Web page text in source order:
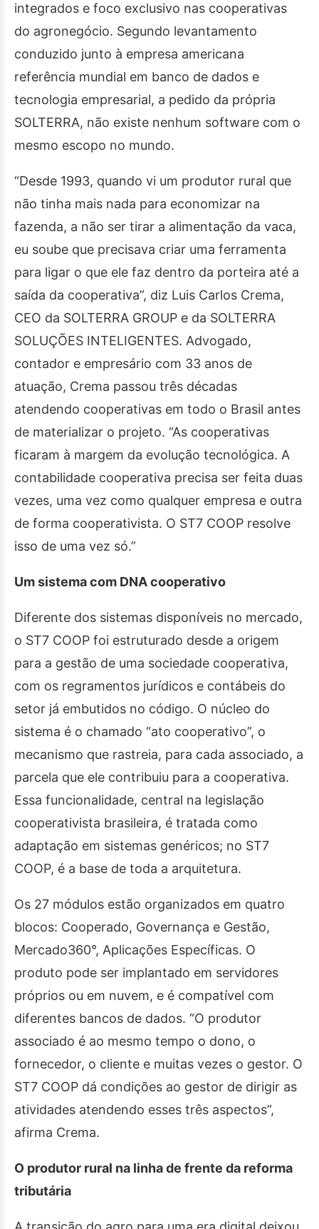
integrados e foco exclusivo nas cooperativas
do agronegócio. Segundo levantamento
conduzido junto à empresa americana
referência mundial em banco de dados e
tecnologia empresarial, a pedido da própria
SOLTERRA, não existe nenhum software com o
mesmo escopo no mundo.
“Desde 1993, quando vi um produtor rural que
não tinha mais nada para economizar na
fazenda, a não ser tirar a alimentação da vaca,
eu soube que precisava criar uma ferramenta
para ligar o que ele faz dentro da porteira até a
saída da cooperativa”, diz Luis Carlos Crema,
CEO da SOLTERRA GROUP e da SOLTERRA
SOLUÇÕES INTELIGENTES. Advogado,
contador e empresário com 33 anos de
atuação, Crema passou três décadas
atendendo cooperativas em todo o Brasil antes
de materializar o projeto. “As cooperativas
ficaram à margem da evolução tecnológica. A
contabilidade cooperativa precisa ser feita duas
vezes, uma vez como qualquer empresa e outra
de forma cooperativista. O ST7 COOP resolve
isso de uma vez só.”
Um sistema com DNA cooperativo
Diferente dos sistemas disponíveis no mercado,
o ST7 COOP foi estruturado desde a origem
para a gestão de uma sociedade cooperativa,
com os regramentos jurídicos e contábeis do
setor já embutidos no código. O núcleo do
sistema é o chamado “ato cooperativo”, o
mecanismo que rastreia, para cada associado, a
parcela que ele contribuiu para a cooperativa.
Essa funcionalidade, central na legislação
cooperativista brasileira, é tratada como
adaptação em sistemas genéricos; no ST7
COOP, é a base de toda a arquitetura.
Os 27 módulos estão organizados em quatro
blocos: Cooperado, Governança e Gestão,
Mercado360°, Aplicações Específicas. O
produto pode ser implantado em servidores
próprios ou em nuvem, e é compatível com
diferentes bancos de dados. “O produtor
associado é ao mesmo tempo o dono, o
fornecedor, o cliente e muitas vezes o gestor. O
ST7 COOP dá condições ao gestor de dirigir as
atividades atendendo esses três aspectos”,
afirma Crema.
O produtor rural na linha de frente da reforma
tributária